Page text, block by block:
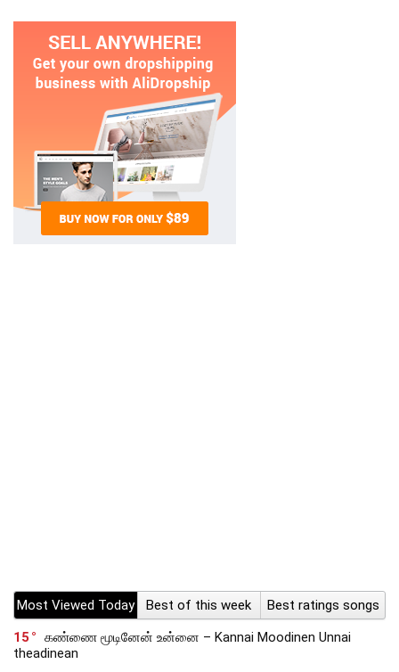
Most Viewed Today Best of this week
Best ratings songs
15
கண்ணை மூடினேன் உன்னை – Kannai Moodinen Unnai
theadinean